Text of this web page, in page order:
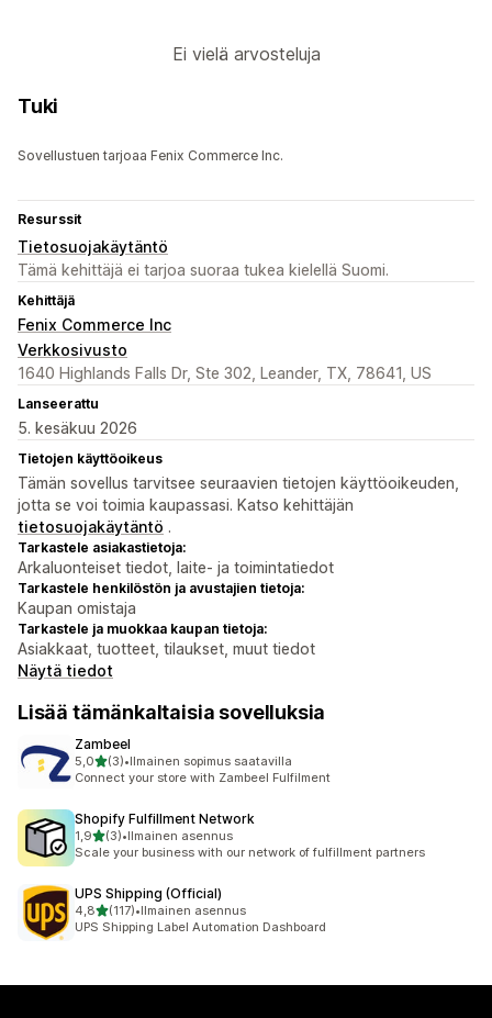
Ei vielä arvosteluja
Tuki
Sovellustuen tarjoaa Fenix Commerce Inc.
Resurssit
Tietosuojakäytäntö
Tämä kehittäjä ei tarjoa suoraa tukea kielellä Suomi.
Kehittäjä
Fenix Commerce Inc
Verkkosivusto
1640 Highlands Falls Dr, Ste 302, Leander, TX, 78641, US
Lanseerattu
5. kesäkuu 2026
Tietojen käyttöoikeus
Tämän sovellus tarvitsee seuraavien tietojen käyttöoikeuden,
jotta se voi toimia kaupassasi. Katso kehittäjän
tietosuojakäytäntö .
Tarkastele asiakastietoja:
Arkaluonteiset tiedot, laite- ja toimintatiedot
Tarkastele henkilöstön ja avustajien tietoja:
Kaupan omistaja
Tarkastele ja muokkaa kaupan tietoja:
Asiakkaat, tuotteet, tilaukset, muut tiedot
Näytä tiedot
Lisää tämänkaltaisia sovelluksia
Zambeel
5,0/ 5 tähteä
(3)
3 arvostelua yhteensä
•Ilmainen sopimus saatavilla
Connect your store with Zambeel Fulfilment
Shopify Fulfillment Network
1,9/ 5 tähteä
(3)
3 arvostelua yhteensä
•Ilmainen asennus
Scale your business with our network of fulfillment partners
UPS Shipping (Official)
4,8/ 5 tähteä
(117)
117 arvostelua yhteensä
•Ilmainen asennus
UPS Shipping Label Automation Dashboard